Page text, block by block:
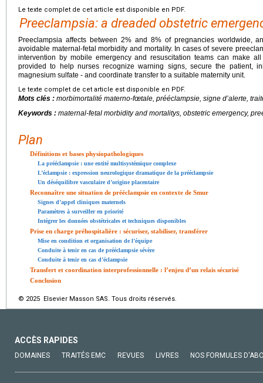
Le texte complet de cet article est disponible en PDF.
Preeclampsia: a dreaded obstetric
Preeclampsia affects between 2% and 8% of pregnancies worldwide,
avoidable maternal-fetal morbidity and mortality. In cases of severe
intervention by mobile emergency and resuscitation teams can make
provided to help nurses recognize warning signs, secure the patient,
magnesium sulfate - and coordinate transfer to a suitable maternity unit.
Le texte complet de cet article est disponible en PDF.
Mots clés : morbimortalité materno-fœtale, prééclampsie, signe d’alerte,
Keywords : maternal-fetal morbidity and mortalitys, obstetric emergency,
Plan
Définitions et bases physiopathologiques
La prééclampsie : une entité multisystémique complexe
L’éclampsie : expression neurologique dramatique de la prééclampsie
Un déséquilibre vasculaire d’origine placentaire
Reconnaître une situation de prééclampsie en contexte de Smur
Signes d’appel cliniques maternels
Paramètres à surveiller en priorité
Intégrer les données obstétricales et techniques disponibles
Prise en charge préhospitalière : sécuriser, stabiliser, transférer
Mise en condition et organisation de l’équipe
Conduite à tenir en cas de prééclampsie sévère
Conduite à tenir en cas d’éclampsie
Transfert et coordination interprofessionnelle : l’enjeu d’un relais sécurisé
Conclusion
© 2025 Elsevier Masson SAS. Tous droits réservés.
ACCÈS RAPIDES
DOMAINES TRAITÉS EMC REVUES LIVRES NOS FORMULES